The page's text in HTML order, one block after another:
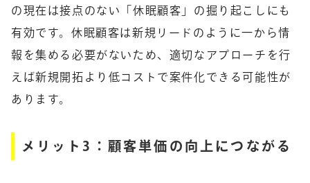
の現在は接点のない「休眠顧客」の掘り起こしにも
有効です。休眠顧客は新規リードのように一から情
報を集める必要がないため、適切なアプローチを行
えば新規開拓より低コストで案件化できる可能性が
あります。
メリット3：顧客単価の向上につながる